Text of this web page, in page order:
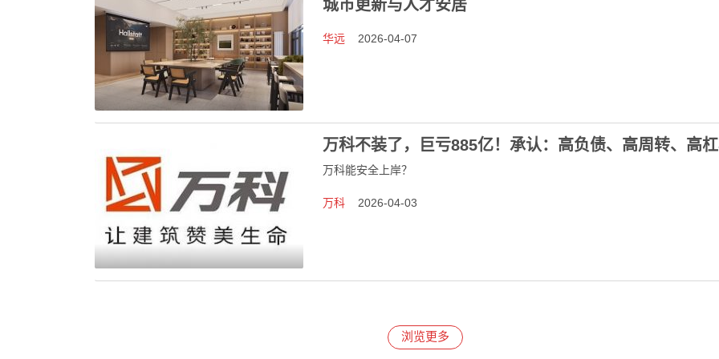
城市更新与人才安居
华远 2026-04-07
万科不装了，巨亏885亿！承认：高负债、高周转、高
万科能安全上岸？
万科 2026-04-03
浏览更多